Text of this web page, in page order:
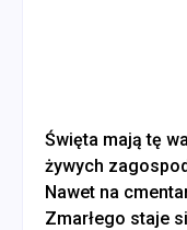
Święta mają tę
żywych
Nawet na
Zmarłego staje